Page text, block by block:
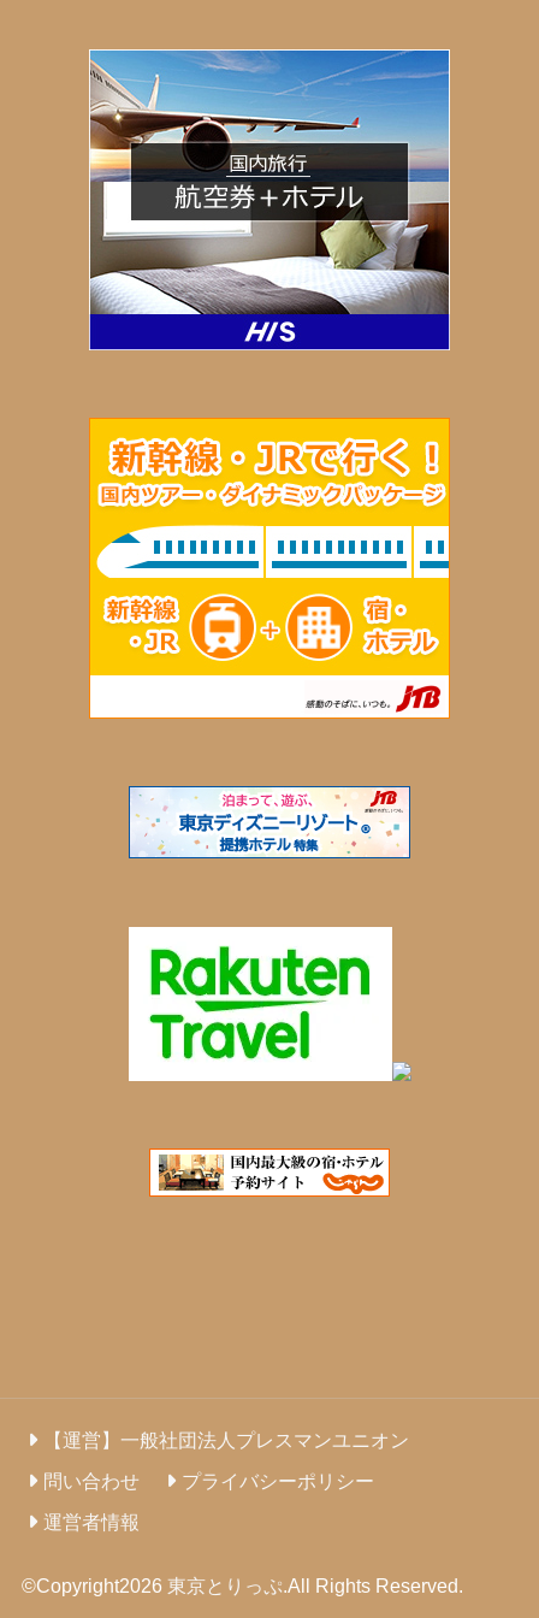
【運営】一般社団法人プレスマンユニオン
問い合わせ
プライバシーポリシー
運営者情報
©Copyright2026 東京とりっぷ.All Rights Reserved.